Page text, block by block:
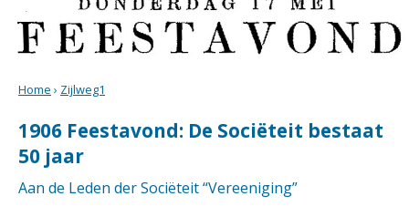
Home › Zijlweg1
1906 Feestavond: De Sociëteit bestaat
50 jaar
Aan de Leden der Sociëteit “Vereeniging”